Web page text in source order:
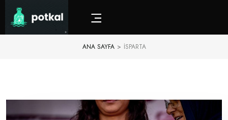
ANA SAYFA > İSPARTA